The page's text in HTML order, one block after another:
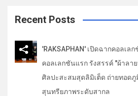
c
Recent Posts
'RAKSAPHAN' เปิดฉากคอลเล
คอลเลกชันแรก รังสรรค์ "ผ้าลา
ศิลปะสะสมสุดลิมิเต็ด ถ่ายทอด
สุนทรียภาพระดับสากล